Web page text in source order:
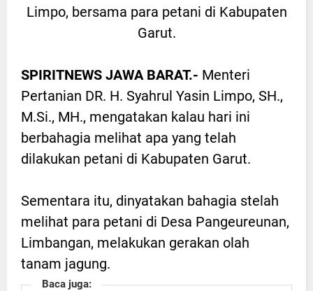
Limpo, bersama para petani di Kabupaten
Garut.
SPIRITNEWS JAWA BARAT.- Menteri
Pertanian DR. H. Syahrul Yasin Limpo, SH.,
M.Si., MH., mengatakan kalau hari ini
berbahagia melihat apa yang telah
dilakukan petani di Kabupaten Garut.
Sementara itu, dinyatakan bahagia stelah
melihat para petani di Desa Pangeureunan,
Limbangan, melakukan gerakan olah
tanam jagung.
Baca juga: